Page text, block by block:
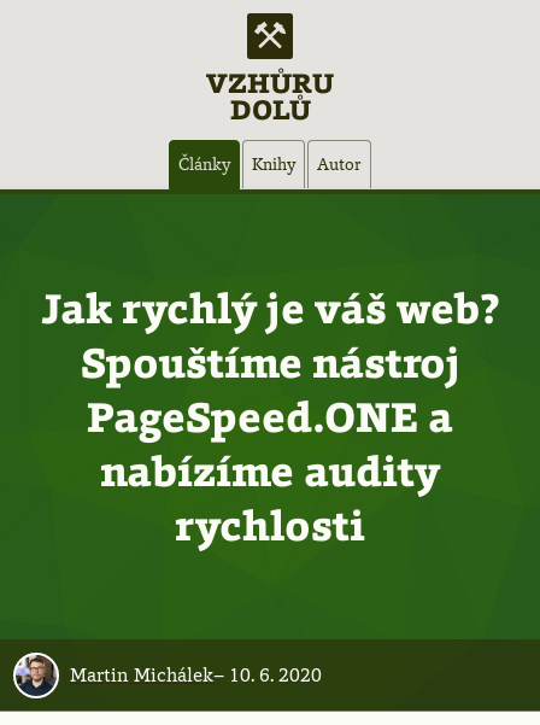
VZHŮRU
DOLŮ
Články Knihy Autor
Jak rychlý je váš web?
Spouštíme nástroj
PageSpeed.ONE a
nabízíme audity
rychlosti
Martin Michálek– 10. 6. 2020